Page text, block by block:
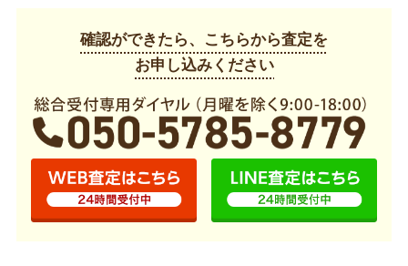
確認ができたら、こちらから査定を
お申し込みください